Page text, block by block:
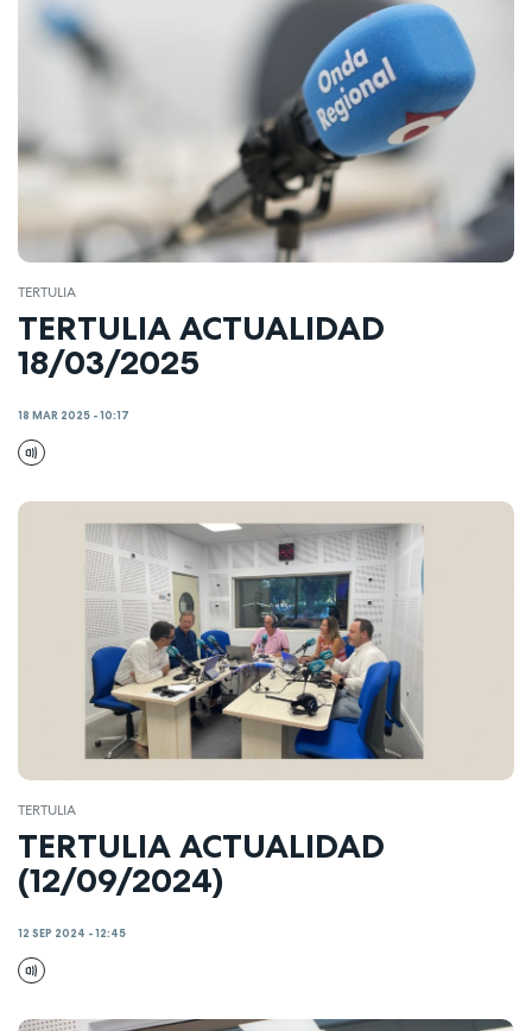
TERTULIA
TERTULIA ACTUALIDAD
18/03/2025
18 MAR 2025 - 10:17
TERTULIA
TERTULIA ACTUALIDAD
(12/09/2024)
12 SEP 2024 - 12:45